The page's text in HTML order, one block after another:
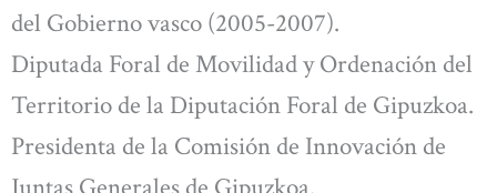
del Gobierno vasco (2005-2007).
Diputada Foral de Movilidad y Ordenación del
Territorio de la Diputación Foral de Gipuzkoa.
Presidenta de la Comisión de Innovación de